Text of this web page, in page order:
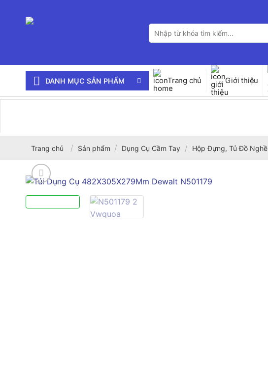
Tìm
kiếm:
DANH MỤC SẢN PHẨM Trang chủ Giới thiệu
Trang chủ / Sản phẩm / Dụng Cụ Cầm Tay / Hộp Đựng, Tủ Đồ Nghề